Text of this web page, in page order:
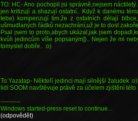
TO: HC- Ano pochopil jsi správně,nejsem
jen kritizují a shazují ostatní.. Když k danému
tebe) kompenzují tím,že z ostatních dělají
ušmudlaných řádků nezachrání,už je to dost
Psal jsem to proto,abych ukázal,jak jsem
kvůli jedincům víše popsaným]).. Nejen že mi
tomyslel dobře.. :o)
To:Yazatap- Někteří jedinci mají silnější žaludek
lidí SOOM navštěvuje právě za účelem zjištění
----------
Windows started-press reset to continue...
(odpovědět)